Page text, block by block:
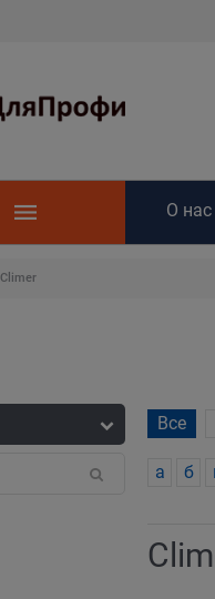
О нас
Climer
Все
а б